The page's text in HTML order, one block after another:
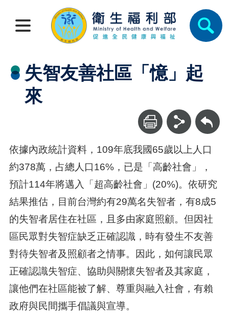
失智友善社區「憶」起
來
回上一頁
依據內政統計資料，109年底我國65歲以上人口
約378萬，占總人口16%，已是「高齡社會」，
預計114年將邁入「超高齡社會」(20%)。依研究
結果推估，目前台灣約有29萬名失智者，有8成5
的失智者居住在社區，且多由家庭照顧。但因社
區民眾對失智症缺乏正確認識，時有發生不友善
對待失智者及照顧者之情事。因此，如何讓民眾
正確認識失智症、協助與關懷失智者及其家庭，
讓他們在社區能被了解、尊重與融入社會，有賴
政府與民間攜手倡議與宣導。